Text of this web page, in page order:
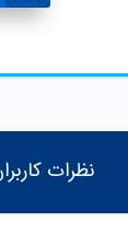
نظرات